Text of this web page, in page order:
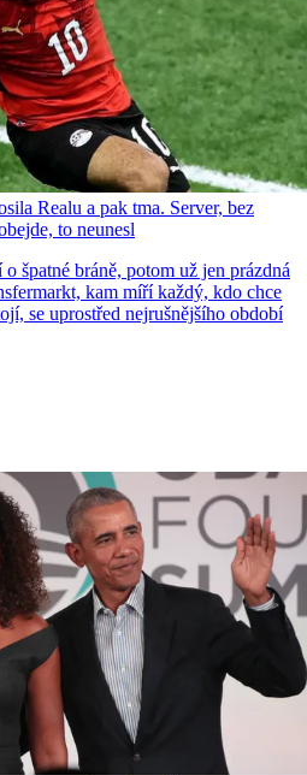
Realu a pak tma. Server, bez
to neunesl
špatné bráně, potom už jen prázdná
kam míří každý, kdo chce
se uprostřed nejrušnějšího období